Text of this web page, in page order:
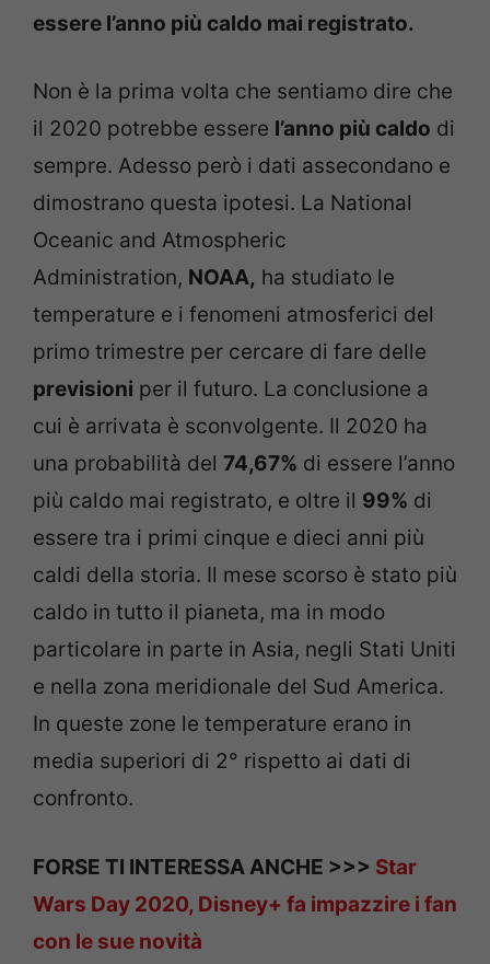
essere l’anno più caldo mai registrato.
Non è la prima volta che sentiamo dire che
il 2020 potrebbe essere l’anno più caldo di
sempre. Adesso però i dati assecondano e
dimostrano questa ipotesi. La National
Oceanic and Atmospheric
Administration, NOAA, ha studiato le
temperature e i fenomeni atmosferici del
primo trimestre per cercare di fare delle
previsioni per il futuro. La conclusione a
cui è arrivata è sconvolgente. Il 2020 ha
una probabilità del 74,67% di essere l’anno
più caldo mai registrato, e oltre il 99% di
essere tra i primi cinque e dieci anni più
caldi della storia. Il mese scorso è stato più
caldo in tutto il pianeta, ma in modo
particolare in parte in Asia, negli Stati Uniti
e nella zona meridionale del Sud America.
In queste zone le temperature erano in
media superiori di 2° rispetto ai dati di
confronto.
FORSE TI INTERESSA ANCHE >>> Star
Wars Day 2020, Disney+ fa impazzire i fan
con le sue novità